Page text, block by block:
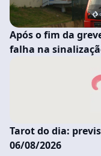
Após o fim da
falha na
Tarot do dia:
06/08/2026